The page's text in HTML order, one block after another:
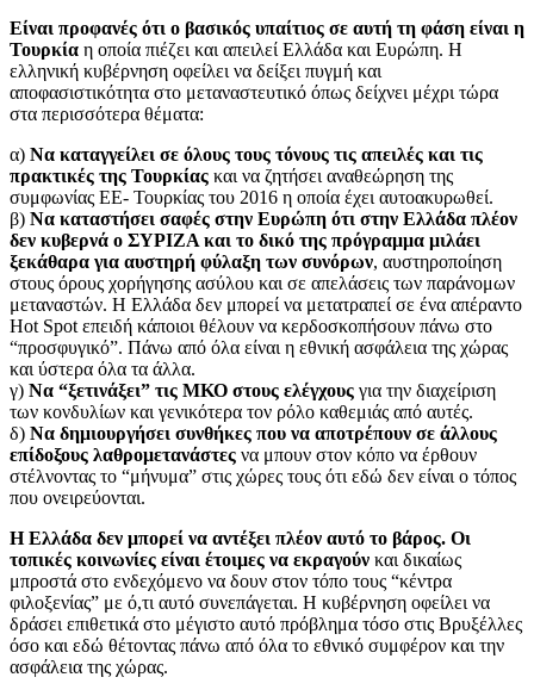
Είναι προφανές ότι ο βασικός υπαίτιος σε αυτή τη φάση είναι η
Τουρκία η οποία πιέζει και απειλεί Ελλάδα και Ευρώπη. Η
ελληνική κυβέρνηση οφείλει να δείξει πυγμή και
αποφασιστικότητα στο μεταναστευτικό όπως δείχνει μέχρι τώρα
στα περισσότερα θέματα:
α) Να καταγγείλει σε όλους τους τόνους τις απειλές και τις
πρακτικές της Τουρκίας και να ζητήσει αναθεώρηση της
συμφωνίας ΕΕ- Τουρκίας του 2016 η οποία έχει αυτοακυρωθεί.
β) Να καταστήσει σαφές στην Ευρώπη ότι στην Ελλάδα πλέον
δεν κυβερνά ο ΣΥΡΙΖΑ και το δικό της πρόγραμμα μιλάει
ξεκάθαρα για αυστηρή φύλαξη των συνόρων, αυστηροποίηση
στους όρους χορήγησης ασύλου και σε απελάσεις των παράνομων
μεταναστών. Η Ελλάδα δεν μπορεί να μετατραπεί σε ένα απέραντο
Hot Spot επειδή κάποιοι θέλουν να κερδοσκοπήσουν πάνω στο
“προσφυγικό”. Πάνω από όλα είναι η εθνική ασφάλεια της χώρας
και ύστερα όλα τα άλλα.
γ) Να “ξετινάξει” τις ΜΚΟ στους ελέγχους για την διαχείριση
των κονδυλίων και γενικότερα τον ρόλο καθεμιάς από αυτές.
δ) Να δημιουργήσει συνθήκες που να αποτρέπουν σε άλλους
επίδοξους λαθρομετανάστες να μπουν στον κόπο να έρθουν
στέλνοντας το “μήνυμα” στις χώρες τους ότι εδώ δεν είναι ο τόπος
που ονειρεύονται.
Η Ελλάδα δεν μπορεί να αντέξει πλέον αυτό το βάρος. Οι
τοπικές κοινωνίες είναι έτοιμες να εκραγούν και δικαίως
μπροστά στο ενδεχόμενο να δουν στον τόπο τους “κέντρα
φιλοξενίας” με ό,τι αυτό συνεπάγεται. Η κυβέρνηση οφείλει να
δράσει επιθετικά στο μέγιστο αυτό πρόβλημα τόσο στις Βρυξέλλες
όσο και εδώ θέτοντας πάνω από όλα το εθνικό συμφέρον και την
ασφάλεια της χώρας.